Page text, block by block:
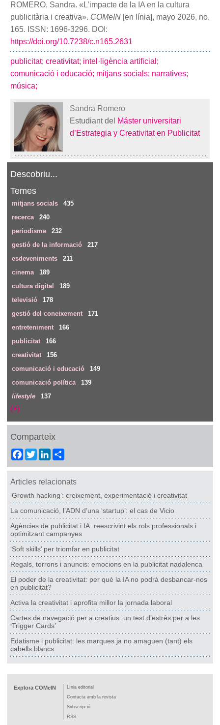
ROMERO, Sandra. «L’impacte de la IA en la cultura
publicitària i creativa». COMeIN [en línia], mayo 2026, no.
165. ISSN: 1696-3296. DOI:
https://doi.org/10.7238/c.n165.2631
publicitat; creativitat; intel·ligència artificial;
comunicació i educació; mitjans socials; narratives;
música;
Sandra Romero
Estudiant del
Máster universitari
d’Estrategia y Creativitat en Publicitat
Descobriu...
Temes
mitjans socials
435
recerca
240
periodisme
232
gestió de la informació
217
esdeveniments
211
cinema
189
cultura digital
189
televisió
178
gestió del coneixement
171
entreteniment
166
publicitat
166
creativitat
156
comunicació i educació
149
comunicació política
139
lifestyle
137
(+)
Comparteix
Facebook
TwitterLinkedIn
Articles relacionats
‘Growth hacking’: creixement, experimentació i creativitat
La comunicació, l’ADN d’una ‘startup’: el cas de Vicio
Agències de publicitat i IA: reescrivint els rols professionals i
optimitzant campanyes
‘Soft skills’ per triomfar en publicitat
Regals, torrons i anuncis: emocions en la publicitat nadalenca
El poder de la creativitat: per què la IA no podrà desbancar-nos
en publicitat?
Activa la creativitat i aprofita millor la jornada laboral
Cartes de navegació per a creatius: un test d’estrès per a les
‘Trigger Cards’
Edatisme i publicitat: les marques ja no amaguen (tant) els
cabells blancs
Explora COMeIN
Línia editorial
Contacta amb la revista
Subscripció
RSS